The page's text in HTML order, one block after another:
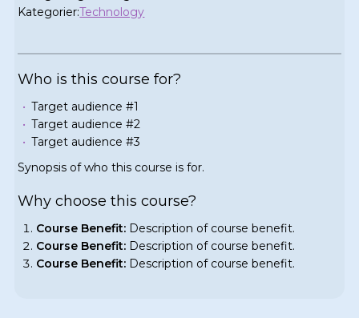
Kategorier:Technology
Who is this course for?
Target audience #1
Target audience #2
Target audience #3
Synopsis of who this course is for.
Why choose this course?
Course Benefit: Description of course benefit.
Course Benefit: Description of course benefit.
Course Benefit: Description of course benefit.